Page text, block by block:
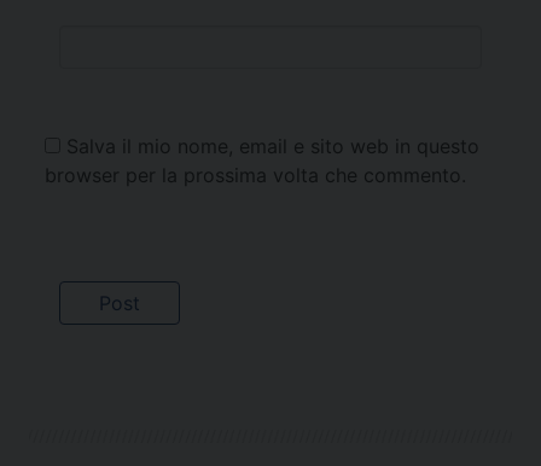
Salva il mio nome, email e sito web in questo
browser per la prossima volta che commento.